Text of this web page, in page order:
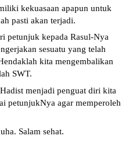
kekuasaan apapun untuk
pasti akan terjadi.
petunjuk kepada Rasul-Nya
sesuatu yang telah
kita mengembalikan
SWT.
menjadi penguat diri kita
petunjukNya agar memperoleh
Salam sehat.